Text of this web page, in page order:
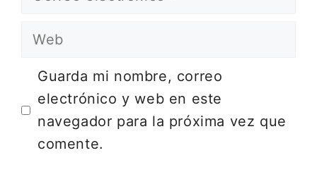
Web
Guarda mi nombre, correo
electrónico y web en este
navegador para la próxima vez que
comente.